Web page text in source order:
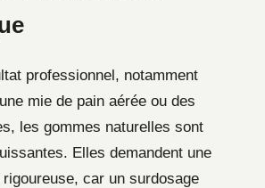
professionnel, notamment
mie de pain aérée ou des
les gommes naturelles sont
Elles demandent une
rigoureuse, car un surdosage